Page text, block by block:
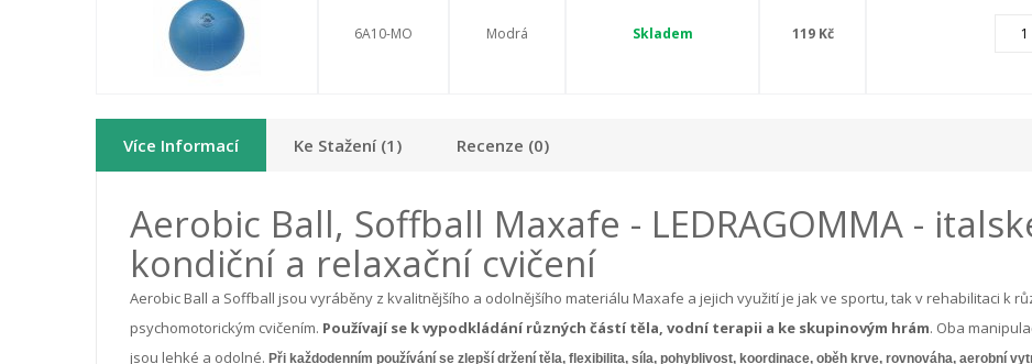
6A10-MO Modrá Skladem 119 Kč
Více Informací Ke Stažení (1) Recenze (0)
Aerobic Ball, Soffball Maxafe - LEDRAGOMMA -
kondiční a relaxační cvičení
Aerobic Ball a Soffball jsou vyráběny z kvalitnějšího a odolnějšího materiálu Maxafe a jejich využití je jak ve sportu, tak v rehabilitaci k
psychomotorickým cvičením. Používají se k vypodkládání různých částí těla, vodní terapii a ke skupinovým hrám. Oba
jsou lehké a odolné. Při každodenním používání se zlepší držení těla, flexibilita, síla, pohyblivost, koordinace, oběh krve, rovnováha, aerobní